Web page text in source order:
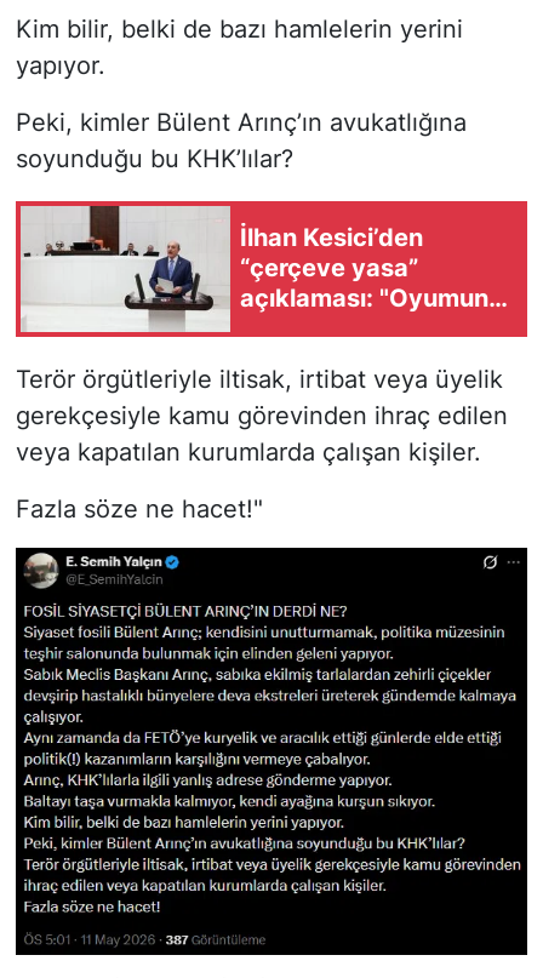
Kim bilir, belki de bazı hamlelerin yerini
yapıyor.
Peki, kimler Bülent Arınç’ın avukatlığına
soyunduğu bu KHK’lılar?
İlhan Kesici’den
“çerçeve yasa”
açıklaması: "Oyumun
Terör örgütleriyle iltisak, irtibat veya üyelik
gerekçesiyle kamu görevinden ihraç edilen
veya kapatılan kurumlarda çalışan kişiler.
Fazla söze ne hacet!"